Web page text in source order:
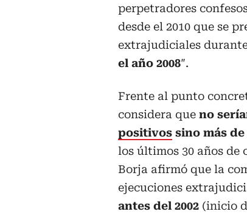
perpetradores
desde el 2010 que se
extrajudiciales
el año 2008″.
Frente al punto
considera que no
positivos sino más de
los últimos 30 años de
Borja afirmó que la
ejecuciones
antes del 2002 (inicio